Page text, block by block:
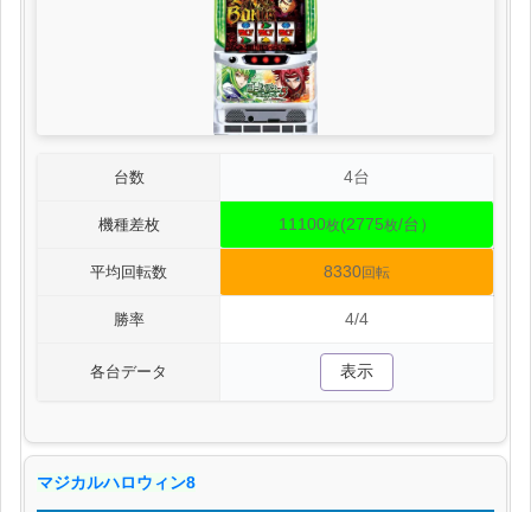
台数 4台
機種差枚 11100枚(2775枚/台）
平均回転数 8330回転
勝率 4/4
各台データ 表示
マジカルハロウィン8